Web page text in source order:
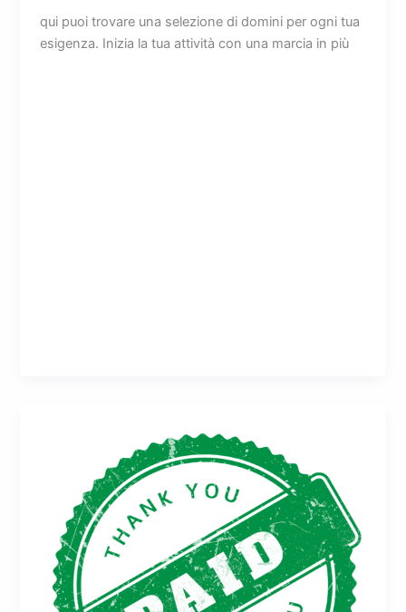
qui puoi trovare una selezione di domini per ogni tua
esigenza. Inizia la tua attività con una marcia in più